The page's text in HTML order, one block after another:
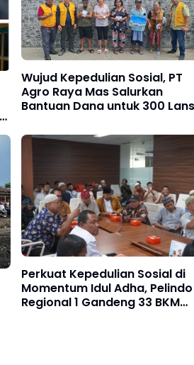
Wujud Kepedulian Sosial, PT
Agro Raya Mas Salurkan
Bantuan Dana untuk 300
Perkuat Kepedulian Sosial di
Momentum Idul Adha, Pelindo
Regional 1 Gandeng 33 BKM